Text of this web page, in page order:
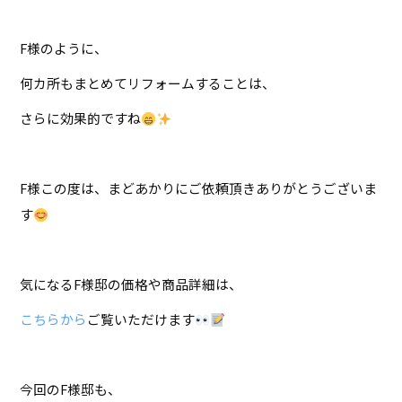
F様のように、
何カ所もまとめてリフォームすることは、
さらに効果的ですね
F様この度は、まどあかりにご依頼頂きありがとうございま
す
気になるF様邸の価格や商品詳細は、
こちらから ご覧いただけます
今回のF様邸も、